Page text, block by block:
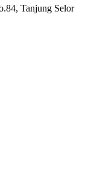
Tanjung Selor